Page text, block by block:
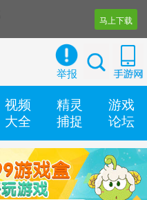
马上下载
举报
视频
大全
精灵
捕捉
游戏
论坛